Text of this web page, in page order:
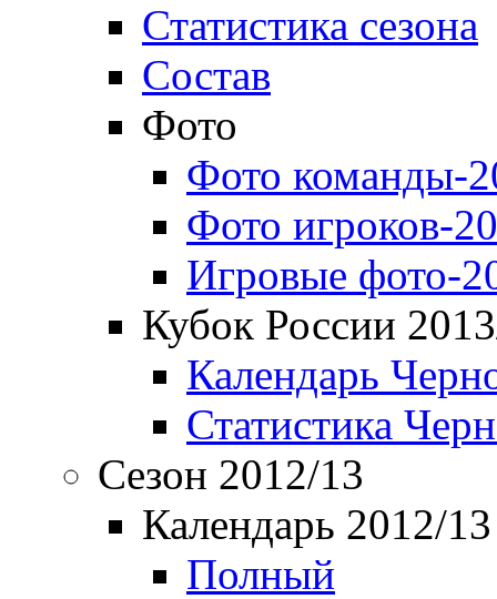
Статистика сезона
Состав
Фото
Фото команды-
Фото игроков-
Игровые фото-
Кубок России
Календарь
Статистика
Сезон 2012/13
Календарь 2012/13
Полный